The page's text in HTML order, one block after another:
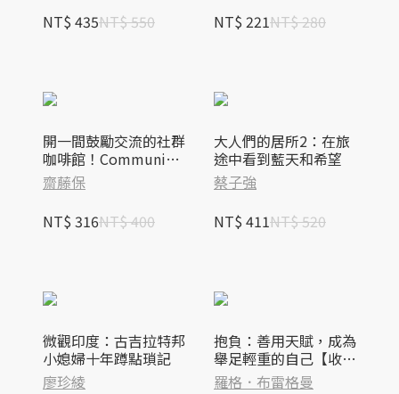
NT$ 435NT$ 550
NT$ 221NT$ 280
開一間鼓勵交流的社群
咖啡館！Community
Cafe經營實戰指南【口
碑長銷版】
齋藤保
NT$ 316NT$ 400
大人們的居所2：在旅
途中看到藍天和希望
蔡子強
NT$ 411NT$ 520
微觀印度：古吉拉特邦
小媳婦十年蹲點瑣記
廖珍綾
抱負：善用天賦，成為
舉足輕重的自己【收錄
台灣版獨家序言】
羅格．布雷格曼